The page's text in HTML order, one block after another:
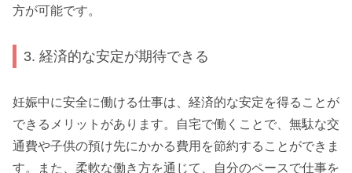
方が可能です。
3. 経済的な安定が期待できる
妊娠中に安全に働ける仕事は、経済的な安定を得ることが
できるメリットがあります。自宅で働くことで、無駄な交
通費や子供の預け先にかかる費用を節約することができま
す。また、柔軟な働き方を通じて、自分のペースで仕事を